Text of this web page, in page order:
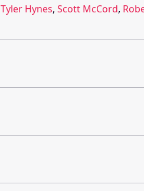
Tyler Hynes, Scott McCord,